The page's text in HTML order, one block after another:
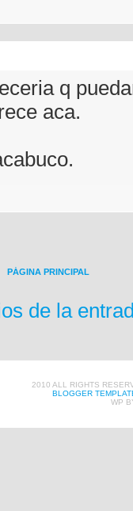
q
aca.
PÁGINA PRINCIPAL
de la
2010 ALL RIGHTS
BLOGGER
WP